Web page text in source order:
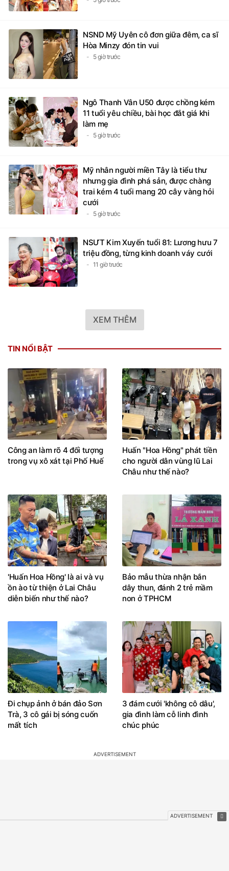
NSND Mỹ Uyên cô đơn giữa đêm, ca sĩ
Hòa Minzy đón tin vui
5 giờ trước
Ngô Thanh Vân U50 được chồng kém
11 tuổi yêu chiều, bài học đắt giá khi
làm mẹ
5 giờ trước
Mỹ nhân người miền Tây là tiểu thư
nhưng gia đình phá sản, được chàng
trai kém 4 tuổi mang 20 cây vàng hỏi
cưới
5 giờ trước
NSƯT Kim Xuyến tuổi 81: Lương hưu 7
triệu đồng, từng kinh doanh váy cưới
11 giờ trước
XEM THÊM
TIN NỔI BẬT
Công an làm rõ 4 đối tượng
trong vụ xô xát tại Phố Huế
Huấn "Hoa Hồng" phát tiền
cho người dân vùng lũ Lai
Châu như thế nào?
'Huấn Hoa Hồng' là ai và vụ
ồn ào từ thiện ở Lai Châu
diễn biến như thế nào?
Bảo mẫu thừa nhận bắn
dây thun, đánh 2 trẻ mầm
non ở TPHCM
Đi chụp ảnh ở bán đảo Sơn
Trà, 3 cô gái bị sóng cuốn
mất tích
3 đám cưới 'không cô dâu',
gia đình làm cỗ linh đình
chúc phúc